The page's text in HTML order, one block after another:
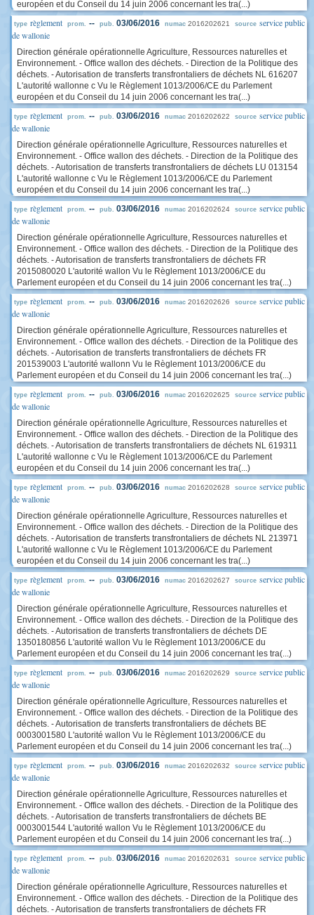
européen et du Conseil du 14 juin 2006 concernant les tra(...)
type règlement prom. -- pub. 03/06/2016 numac 2016202621 source service public
de wallonie
Direction générale opérationnelle Agriculture, Ressources naturelles et
Environnement. - Office wallon des déchets. - Direction de la Politique des
déchets. - Autorisation de transferts transfrontaliers de déchets NL 616207
L'autorité wallonne c Vu le Règlement 1013/2006/CE du Parlement
européen et du Conseil du 14 juin 2006 concernant les tra(...)
type règlement prom. -- pub. 03/06/2016 numac 2016202622 source service public
de wallonie
Direction générale opérationnelle Agriculture, Ressources naturelles et
Environnement. - Office wallon des déchets. - Direction de la Politique des
déchets. - Autorisation de transferts transfrontaliers de déchets LU 013154
L'autorité wallonne c Vu le Règlement 1013/2006/CE du Parlement
européen et du Conseil du 14 juin 2006 concernant les tra(...)
type règlement prom. -- pub. 03/06/2016 numac 2016202624 source service public
de wallonie
Direction générale opérationnelle Agriculture, Ressources naturelles et
Environnement. - Office wallon des déchets. - Direction de la Politique des
déchets. - Autorisation de transferts transfrontaliers de déchets FR
2015080020 L'autorité wallon Vu le Règlement 1013/2006/CE du
Parlement européen et du Conseil du 14 juin 2006 concernant les tra(...)
type règlement prom. -- pub. 03/06/2016 numac 2016202626 source service public
de wallonie
Direction générale opérationnelle Agriculture, Ressources naturelles et
Environnement. - Office wallon des déchets. - Direction de la Politique des
déchets. - Autorisation de transferts transfrontaliers de déchets FR
201539003 L'autorité wallonn Vu le Règlement 1013/2006/CE du
Parlement européen et du Conseil du 14 juin 2006 concernant les tra(...)
type règlement prom. -- pub. 03/06/2016 numac 2016202625 source service public
de wallonie
Direction générale opérationnelle Agriculture, Ressources naturelles et
Environnement. - Office wallon des déchets. - Direction de la Politique des
déchets. - Autorisation de transferts transfrontaliers de déchets NL 619311
L'autorité wallonne c Vu le Règlement 1013/2006/CE du Parlement
européen et du Conseil du 14 juin 2006 concernant les tra(...)
type règlement prom. -- pub. 03/06/2016 numac 2016202628 source service public
de wallonie
Direction générale opérationnelle Agriculture, Ressources naturelles et
Environnement. - Office wallon des déchets. - Direction de la Politique des
déchets. - Autorisation de transferts transfrontaliers de déchets NL 213971
L'autorité wallonne c Vu le Règlement 1013/2006/CE du Parlement
européen et du Conseil du 14 juin 2006 concernant les tra(...)
type règlement prom. -- pub. 03/06/2016 numac 2016202627 source service public
de wallonie
Direction générale opérationnelle Agriculture, Ressources naturelles et
Environnement. - Office wallon des déchets. - Direction de la Politique des
déchets. - Autorisation de transferts transfrontaliers de déchets DE
1350180856 L'autorité wallon Vu le Règlement 1013/2006/CE du
Parlement européen et du Conseil du 14 juin 2006 concernant les tra(...)
type règlement prom. -- pub. 03/06/2016 numac 2016202629 source service public
de wallonie
Direction générale opérationnelle Agriculture, Ressources naturelles et
Environnement. - Office wallon des déchets. - Direction de la Politique des
déchets. - Autorisation de transferts transfrontaliers de déchets BE
0003001580 L'autorité wallon Vu le Règlement 1013/2006/CE du
Parlement européen et du Conseil du 14 juin 2006 concernant les tra(...)
type règlement prom. -- pub. 03/06/2016 numac 2016202632 source service public
de wallonie
Direction générale opérationnelle Agriculture, Ressources naturelles et
Environnement. - Office wallon des déchets. - Direction de la Politique des
déchets. - Autorisation de transferts transfrontaliers de déchets BE
0003001544 L'autorité wallon Vu le Règlement 1013/2006/CE du
Parlement européen et du Conseil du 14 juin 2006 concernant les tra(...)
type règlement prom. -- pub. 03/06/2016 numac 2016202631 source service public
de wallonie
Direction générale opérationnelle Agriculture, Ressources naturelles et
Environnement. - Office wallon des déchets. - Direction de la Politique des
déchets. - Autorisation de transferts transfrontaliers de déchets FR